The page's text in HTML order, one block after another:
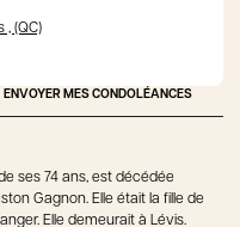
, (QC)
ENVOYER MES CONDOLÉANCES
ses 74 ans, est décédée
Gagnon. Elle était la fille de
Elle demeurait à Lévis.